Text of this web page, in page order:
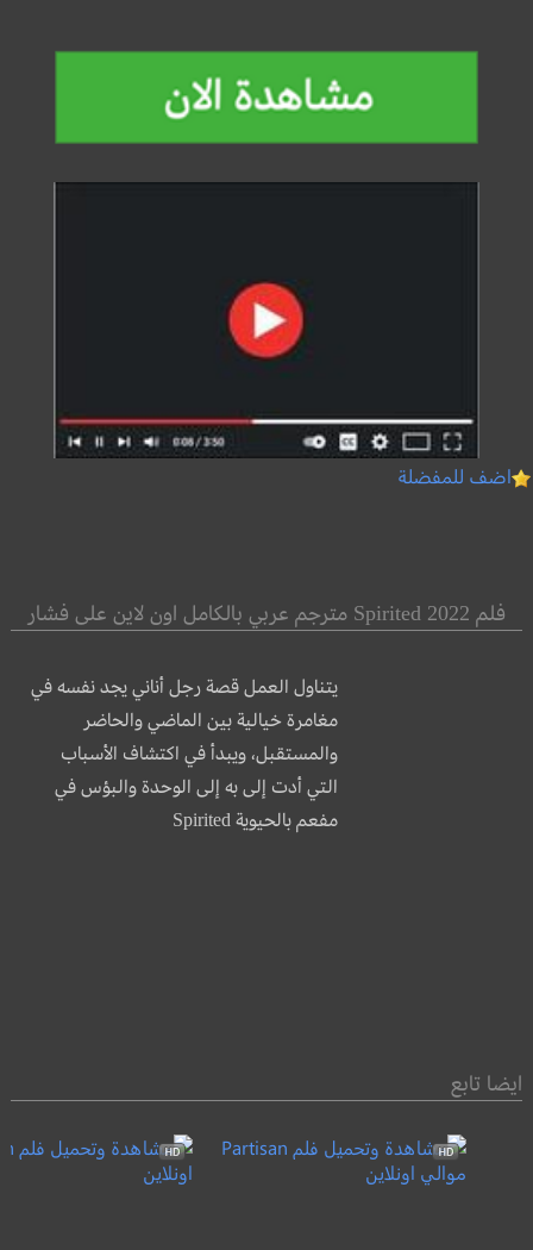
اضف للمفضلة
فلم Spirited 2022 مترجم عربي بالكامل اون لاين على فشار
يتناول العمل قصة رجل أناني يجد نفسه في
مغامرة خيالية بين الماضي والحاضر
والمستقبل، ويبدأ في اكتشاف الأسباب
التي أدت إلى به إلى الوحدة والبؤس في
مفعم بالحيوية Spirited
ايضا تابع